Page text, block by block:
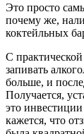
Это просто
почему же,
коктейльных
С
запивать
больше, и
Получается,
это
кажется, что